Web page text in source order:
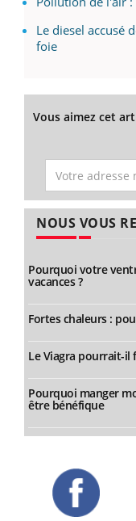
Le diesel accusé
foie
Vous aimez cet
NOUS VOUS
Pourquoi votre
vacances ?
Fortes chaleurs :
Le Viagra pourrait-il
Pourquoi manger
être bénéfique